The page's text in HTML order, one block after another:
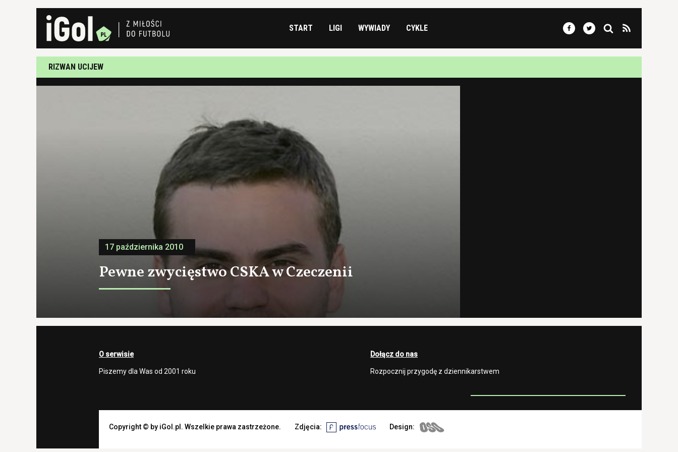
START LIGI WYWIADY CYKLE
RIZWAN UCIJEW
17 października 2010
Pewne zwycięstwo CSKA w Czeczenii
O serwisie
Piszemy dla Was od 2001 roku
Dołącz do nas
Rozpocznij przygodę z dziennikarstwem
Copyright © by iGol.pl. Wszelkie prawa zastrzeżone. Zdjęcia: Design: